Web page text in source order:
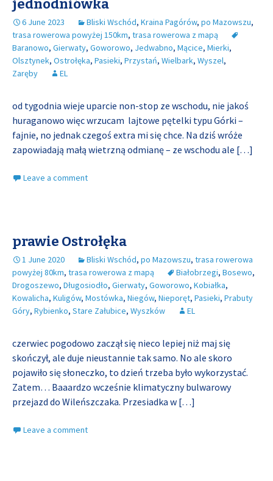
jednodniówka
6 June 2023 Bliski Wschód, Kraina Pagórów, po Mazowszu,
trasa rowerowa powyżej 150km, trasa rowerowa z mapą
Baranowo, Gierwaty, Goworowo, Jedwabno, Mącice, Mierki,
Olsztynek, Ostrołęka, Pasieki, Przystań, Wielbark, Wyszel,
Zaręby
EL
od tygodnia wieje uparcie non-stop ze wschodu, nie jakoś
huraganowo więc wrzucam lajtowe pętelki typu Górki –
fajnie, no jednak czegoś extra mi się chce. Na dziś wróże
zapowiadają małą wietrzną odmianę – ze wschodu ale […]
Leave a comment
prawie Ostrołęka
1 June 2020 Bliski Wschód, po Mazowszu, trasa rowerowa
powyżej 80km, trasa rowerowa z mapą Białobrzegi, Bosewo,
Drogoszewo, Długosiodło, Gierwaty, Goworowo, Kobiałka,
Kowalicha, Kuligów, Mostówka, Niegów, Nieporęt, Pasieki, Prabuty
Góry, Rybienko, Stare Załubice, Wyszków EL
czerwiec pogodowo zaczął się nieco lepiej niż maj się
skończył, ale duje nieustannie tak samo. No ale skoro
pojawiło się słoneczko, to dzień trzeba było wykorzystać.
Zatem… Baaardzo wcześnie klimatyczny bulwarowy
przejazd do Wileńszczaka. Przesiadka w […]
Leave a comment